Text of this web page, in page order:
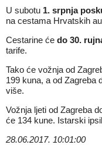
U subotu 1. srpnja
na cestama Hrvatskih
Cestarine će do 30.
tarife.
Tako će vožnja od
199 kuna, a od Zagreba
više.
Vožnja ljeti od Zagreba
će 134 kune. Istarski
28.06.2017. 10:01:00